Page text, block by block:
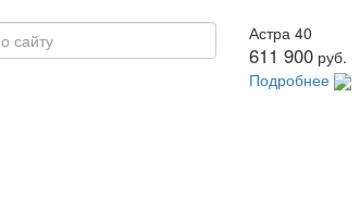
Астра 40
611 900 руб.
Подробнее